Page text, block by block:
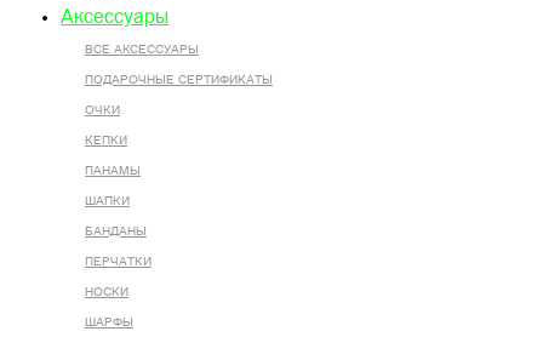
Аксессуары
ВСЕ AКСЕССУАРЫ
ПОДАРОЧНЫЕ СЕРТИФИКАТЫ
ОЧКИ
КЕПКИ
ПАНАМЫ
ШАПКИ
БАНДАНЫ
ПЕРЧАТКИ
НОСКИ
ШАРФЫ